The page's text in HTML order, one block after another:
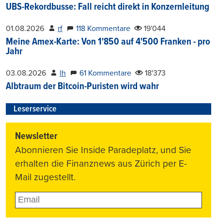
UBS-Rekordbusse: Fall reicht direkt in Konzernleitung
01.08.2026 rf 118 Kommentare 19'044
Meine Amex-Karte: Von 1'850 auf 4'500 Franken - pro
Jahr
03.08.2026 lh 61 Kommentare 18'373
Albtraum der Bitcoin-Puristen wird wahr
Leserservice
Newsletter
Abonnieren Sie Inside Paradeplatz, und Sie
erhalten die Finanznews aus Zürich per E-
Mail zugestellt.